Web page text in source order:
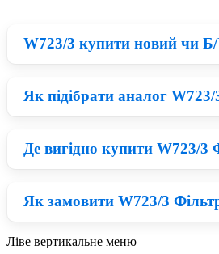
W723/3 купити новий чи
Нові деталі MANN приблизно на
вийти з ладу в короткий термін,
Як підібрати аналог
Для того, щоб обрати якісний
матеріалів. Відповідно при
Де вигідно купити W723/
Зараз на ринку великий вибір
MANN по одній із найнижчих цін
Як замовити W723/3
Ліве вертикальне меню